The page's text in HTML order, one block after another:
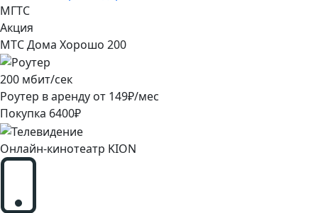
МГТС
Акция
МТС Дома Хорошо 200
200 мбит/сек
Роутер в аренду от 149₽/мес
Покупка 6400₽
Онлайн-кинотеатр KION